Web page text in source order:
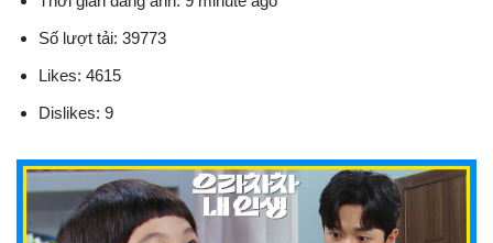
Số lượt tải: 39773
Likes: 4615
Dislikes: 9